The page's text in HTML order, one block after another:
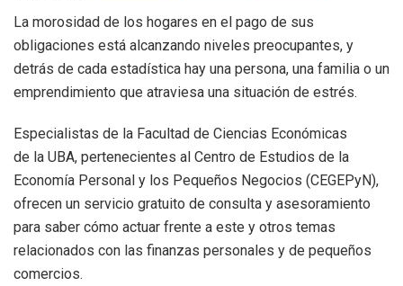
La morosidad de los hogares en el pago de sus
obligaciones está alcanzando niveles preocupantes, y
detrás de cada estadística hay una persona, una familia o un
emprendimiento que atraviesa una situación de estrés.
Especialistas de la Facultad de Ciencias Económicas
de la UBA, pertenecientes al Centro de Estudios de la
Economía Personal y los Pequeños Negocios (CEGEPyN),
ofrecen un servicio gratuito de consulta y asesoramiento
para saber cómo actuar frente a este y otros temas
relacionados con las finanzas personales y de pequeños
comercios.